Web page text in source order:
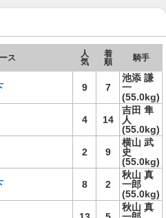
ス
人
気
着
順
騎手
9 7
池添 謙
一
(55.0kg)
4 14
吉田 隼
人
(55.0kg)
2 9
横山 武
史
(55.0kg)
8 2
秋山 真
一郎
(55.0kg)
秋山 真